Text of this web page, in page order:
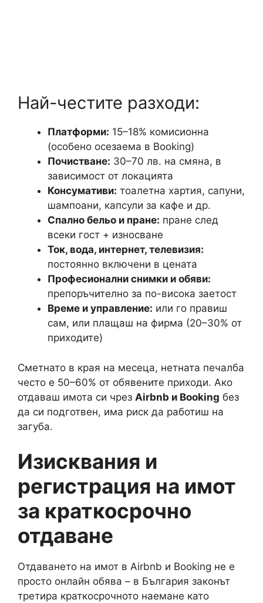
Най-честите разходи:
Платформи: 15–18% комисионна
(особено осезаема в Booking)
Почистване: 30–70 лв. на смяна, в
зависимост от локацията
Консумативи: тоалетна хартия, сапуни,
шампоани, капсули за кафе и др.
Спално бельо и пране: пране след
всеки гост + износване
Ток, вода, интернет, телевизия:
постоянно включени в цената
Професионални снимки и обяви:
препоръчително за по-висока заетост
Време и управление: или го правиш
сам, или плащаш на фирма (20–30% от
приходите)
Сметнато в края на месеца, нетната печалба
често е 50–60% от обявените приходи. Ако
отдаваш имота си чрез Airbnb и Booking без
да си подготвен, има риск да работиш на
загуба.
Изисквания и
регистрация на имот
за краткосрочно
отдаване
Отдаването на имот в Airbnb и Booking не е
просто онлайн обява – в България законът
третира краткосрочното наемане като